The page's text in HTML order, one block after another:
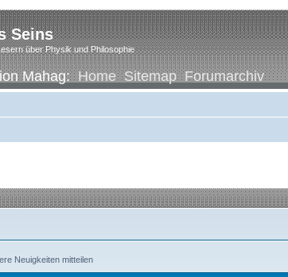
Seins
über Physik und Philosophie
Mahag:Home Sitemap Forumarchiv
Neuigkeiten mitteilen